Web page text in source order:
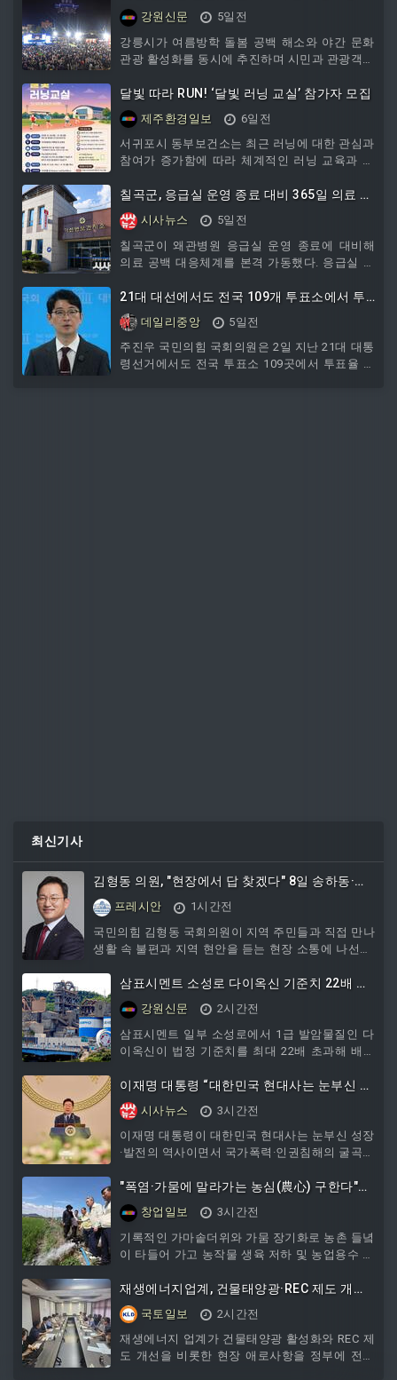
핵심 전략을 시민과 언론에 설명했다.이번 브리
핑에서 우주항공국 이숙미 국장이 직접 발표자로
나서 우주항공국의 기본현황과 주요 성과, 미래
비전, 핵심 전략 그리고, 우주항공복합도시 특별
4개과 75명의 조직으로 운영되고 있으며, 올해
제2회 추가경정예산 기준 809억 원의 예산을 바
탕으로 대한민국 우주항공
시, 가족친화 여름도시로 도약
강원신문
5일전
강릉시가 여름방학 돌봄 공백 해소와 야간 문화
관광 활성화를 동시에 추진하며 시민과 관광객이
있다. 낮에는 초등학생을 위한 촘촘한 돌봄 서비
스를 제공하고, 밤에는 국가유산을 활용한 대규
모 문화축제를 선보이며 아이와 부모, 관광객 모
두가 만족하는 여름 콘텐츠를 마련했다.여름방학
을 맞아 운영되는 '초등방학 틈새돌봄사업'은 맞
활밀착형 정책이다. 강릉시는 7월 27일부터 8월
21일까지 지역아동센터 20곳과 다함께돌봄센터
3곳 등 모두 23개 시
달빛 따라 RUN! ‘달빛 러닝 교실’ 참가자 모집
제주환경일보
6일전
서귀포시 동부보건소는 최근 러닝에 대한 관심과
참여가 증가함에 따라 체계적인 러닝 교육과 올
과
칠곡군, 응급실 운영 종료 대비 365일 의료 대
응체계 본격 가동
시사뉴스
5일전
칠곡군이 왜관병원 응급실 운영 종료에 대비해
의료 공백 대응체계를 본격 가동했다. 응급실 운
환자는 모두 7명이었다. 환자는 속쓰림 4명, 벌쏘
임 1명, 방광염 1명, 발등 통증 1명이었으며, 모두
진료와 처치, 처방을 받은 뒤 귀가했다. 상급병원
이송이나 미처치 사례는 한 건도
21대 대선에서도 전국 109개 투표소에서 투
표율 조작 드러나... 선관위 '범죄' 충격
데일리중앙
5일전
주진우 국민의힘 국회의원은 2일 지난 21대 대통
령선거에서도 전국 투표소 109곳에서 투표율 조
최신기사
김형동 의원, "현장에서 답 찾겠다" 8일 송하동·옥
동 주민과 만남
프레시안
1시간전
국민의힘 김형동 국회의원이 지역 주민들과 직접 만나
생활 속 불편과 지역 현안을 듣는 현장 소통에 나선다.
삼표시멘트 소성로 다이옥신 기준치 22배 검
출…폐기물 투입 중단 논란 확산
강원신문
2시간전
삼표시멘트 일부 소성로에서 1급 발암물질인 다
이옥신이 법정 기준치를 최대 22배 초과해 배출
이 커지고 있다.특히 최근 환경 당국이 합동 점검
을 진행하는 과정에서 삼표시멘트가 평소 시멘트
생산 과정에서 활용하던 폐기물 투입을 중단한
것으로 확인되면서, 배출 원인과 관리 적정성을
둘러싼 논란이 확산되고 있다.환경 당국은 지난
로 합동 점검을 실시했다. 이번 점검은 폐기물을
연료 및 원료로 활용하는 시멘트 소성로의 다이
옥신 배출량과 운영 실태 등을
이재명 대통령 “대한민국 현대사는 눈부신 성
장·발전과 국가폭력·인권침해 굴곡의 역사”
시사뉴스
3시간전
이재명 대통령이 대한민국 현대사는 눈부신 성장
·발전의 역사이면서 국가폭력·인권침해의 굴곡의
청와대에서 열린 ‘진실·화해를위한과거사정리위
원회’ 3기 출범 계기 국가폭력 피해자 위로오찬
에서 모두발언을 해 “대한민국 현대사는 눈부신
성장과 발전의 역사인 동시에 국가폭력과 인권침
해로 국민이
"폭염·가뭄에 말라가는 농심(農心) 구한다"…
농협, 3,000억 긴급 수혈 '범농협 총력전
창업일보
3시간전
기록적인 가마솥더위와 가뭄 장기화로 농촌 들녘
이 타들어 가고 농작물 생육 저하 및 농업용수 갈
폭염 피해 예방 및 복구를 위해 총 3,000억 원 규
모의 재해자금을 긴급 편성해 전격 지원에 나선
다. 이는 단순한 일시적 구호 조치를 넘어 금융·영
농·축산·현장 전반을 아우르는 범농협 차원의 전
방위적 종합 지원 대책으로, 농촌 현장의 고통을
재생에너지업계, 건물태양광·REC 제도 개선
한목소리
국토일보
2시간전
재생에너지 업계가 건물태양광 활성화와 REC 제
도 개선을 비롯한 현장 애로사항을 정부에 전달